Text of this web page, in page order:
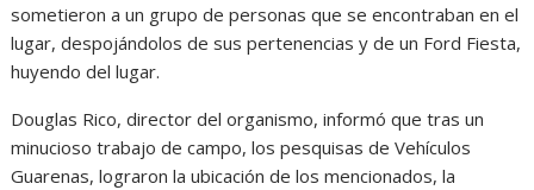
sometieron a un grupo de personas que se encontraban en el
lugar, despojándolos de sus pertenencias y de un Ford Fiesta,
huyendo del lugar.
Douglas Rico, director del organismo, informó que tras un
minucioso trabajo de campo, los pesquisas de Vehículos
Guarenas, lograron la ubicación de los mencionados, la